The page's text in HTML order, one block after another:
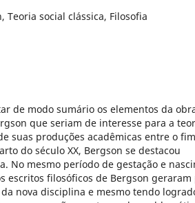
Teoria social clássica, Filosofia
de modo sumário os elementos da
que seriam de interesse para a
suas produções acadêmicas entre o
do século XX, Bergson se destacou
No mesmo período de gestação e
escritos filosóficos de Bergson geraram
nova disciplina e mesmo tendo